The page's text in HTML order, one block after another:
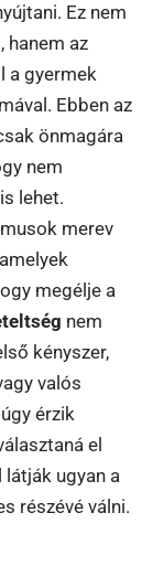
Ez nem
hanem az
a gyermek
Ebben az
önmagára
nem
lehet.
merev
megélje a
nem
kényszer,
valós
érzik
el
ugyan a
részévé válni.